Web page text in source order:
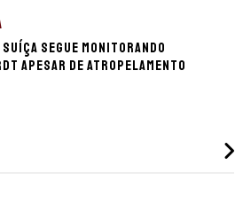
segue monitorando
apesar de atropelamento